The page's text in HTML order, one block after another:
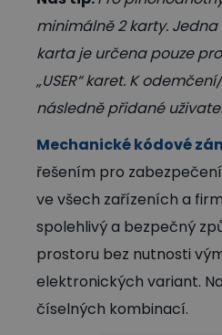
minimálně 2 karty. Jedna
karta je určena pouze
„USER“ karet. K
následně přidané
Mechanické kódové
řešením pro
ve všech zařízeních a
spolehlivý a bezpečný
prostoru bez nutnosti
elektronických variant.
číselných kombinací.